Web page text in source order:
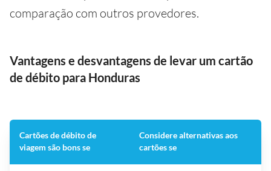
comparação com outros provedores.
Vantagens e desvantagens de levar um cartão
de débito para Honduras
Cartões de débito de
viagem são bons se
Considere alternativas aos
cartões se